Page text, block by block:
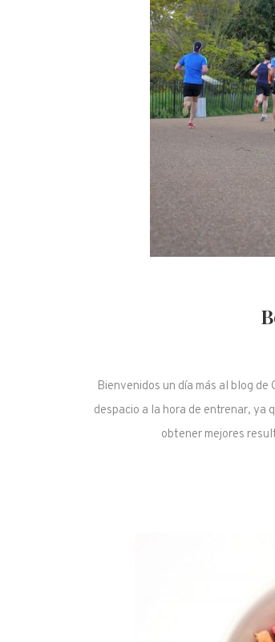
Bienvenidos un día más al blog
despacio a la hora de entrenar, ya
obtener mejores